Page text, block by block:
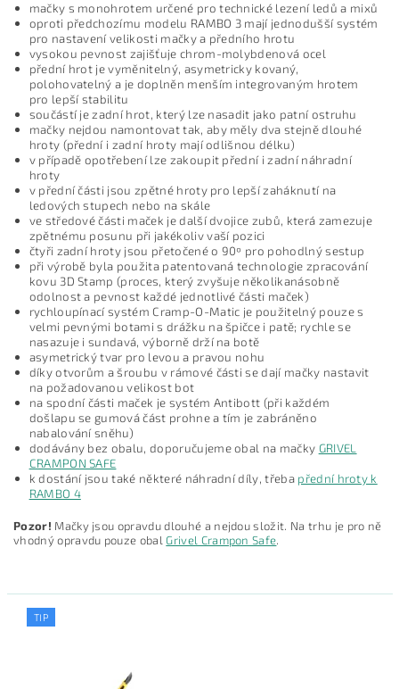
mačky s monohrotem určené pro technické lezení ledů a mixů
oproti předchozímu modelu RAMBO 3 mají jednodušší systém
pro nastavení velikosti mačky a předního hrotu
vysokou pevnost zajišťuje chrom-molybdenová ocel
přední hrot je vyměnitelný, asymetricky kovaný,
polohovatelný a je doplněn menším integrovaným hrotem
pro lepší stabilitu
součástí je zadní hrot, který lze nasadit jako patní ostruhu
mačky nejdou namontovat tak, aby měly dva stejně dlouhé
hroty (přední i zadní hroty mají odlišnou délku)
v případě opotřebení lze zakoupit přední i zadní náhradní
hroty
v přední části jsou zpětné hroty pro lepší zaháknutí na
ledových stupech nebo na skále
ve středové části maček je další dvojice zubů, která zamezuje
zpětnému posunu při jakékoliv vaší pozici
čtyři zadní hroty jsou přetočené o 90º pro pohodlný sestup
při výrobě byla použita patentovaná technologie zpracování
kovu 3D Stamp (proces, který zvyšuje několikanásobně
odolnost a pevnost každé jednotlivé části maček)
rychloupínací systém Cramp-O-Matic je použitelný pouze s
velmi pevnými botami s drážku na špičce i patě; rychle se
nasazuje i sundavá, výborně drží na botě
asymetrický tvar pro levou a pravou nohu
díky otvorům a šroubu v rámové části se dají mačky nastavit
na požadovanou velikost bot
na spodní části maček je systém Antibott (při každém
došlapu se gumová část prohne a tím je zabráněno
nabalování sněhu)
dodávány bez obalu, doporučujeme obal na mačky GRIVEL
CRAMPON SAFE
k dostání jsou také některé náhradní díly, třeba přední hroty k
RAMBO 4
Pozor! Mačky jsou opravdu dlouhé a nejdou složit. Na trhu je pro ně
vhodný opravdu pouze obalGrivel Crampon Safe.
TIP